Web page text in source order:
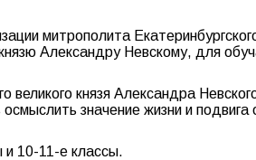
митрополита
князю Александру Невскому, для
великого князя Александра
значение жизни и подвига
и 10-11-е классы.